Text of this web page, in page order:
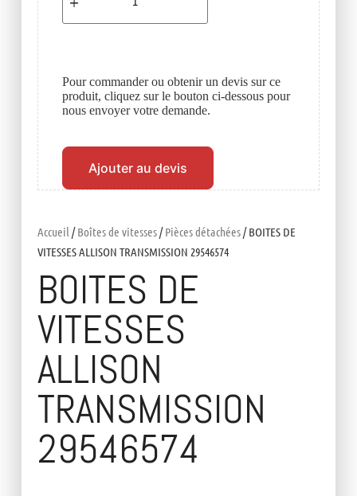
Accueil /Boîtes de vitesses/Pièces détachées/ BOITES DE
VITESSES ALLISON TRANSMISSION 29546574
BOITES DE
VITESSES
ALLISON
TRANSMISSION
29546574
Pour commander ou obtenir un devis sur ce
produit, cliquez sur le bouton ci-dessous pour
nous envoyer votre demande.
Ajouter au devis